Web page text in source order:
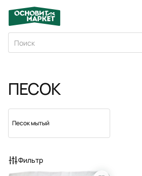
ПЕСОК
Песок мытый
Фильтр